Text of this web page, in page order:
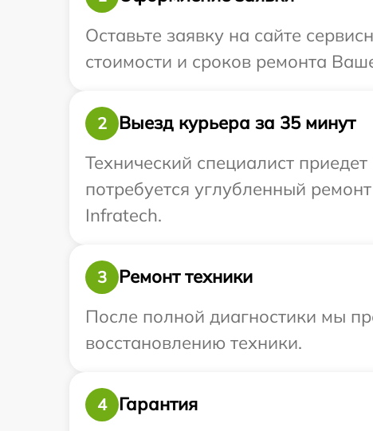
Оставьте заявку на сайте
стоимости и сроков ремонта
2
Выезд курьера за 35 минут
Технический специалист
потребуется углубленный
Infratech.
3
Ремонт техники
После полной диагностики мы
восстановлению техники.
4
Гарантия